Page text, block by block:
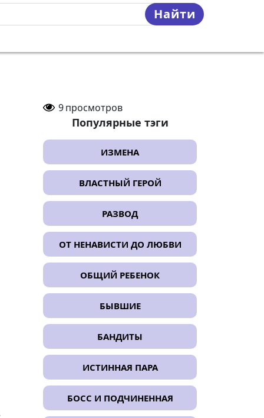
Найти
9просмотров
Популярные тэги
ИЗМЕНА
ВЛАСТНЫЙ ГЕРОЙ
РАЗВОД
ОТ НЕНАВИСТИ ДО ЛЮБВИ
ОБЩИЙ РЕБЕНОК
БЫВШИЕ
БАНДИТЫ
ИСТИННАЯ ПАРА
БОСС И ПОДЧИНЕННАЯ